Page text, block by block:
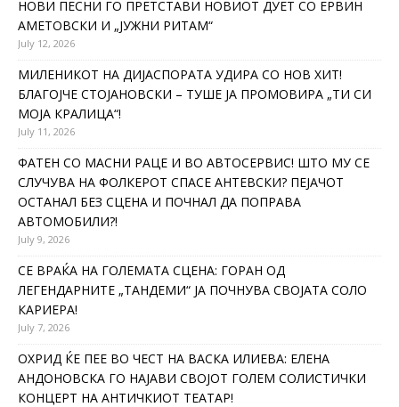
НОВИ ПЕСНИ ГО ПРЕТСТАВИ НОВИОТ ДУЕТ СО ЕРВИН
АМЕТОВСКИ И „ЈУЖНИ РИТАМ“
July 12, 2026
МИЛЕНИКОТ НА ДИЈАСПОРАТА УДИРА СО НОВ ХИТ!
БЛАГОЈЧЕ СТОЈАНОВСКИ – ТУШЕ ЈА ПРОМОВИРА „ТИ СИ
МОЈА КРАЛИЦА“!
July 11, 2026
ФАТЕН СО МАСНИ РАЦЕ И ВО АВТОСЕРВИС! ШТО МУ СЕ
СЛУЧУВА НА ФОЛКЕРОТ СПАСЕ АНТЕВСКИ? ПЕЈАЧОТ
ОСТАНАЛ БЕЗ СЦЕНА И ПОЧНАЛ ДА ПОПРАВА
АВТОМОБИЛИ?!
July 9, 2026
СЕ ВРАЌА НА ГОЛЕМАТА СЦЕНА: ГОРАН ОД
ЛЕГЕНДАРНИТЕ „ТАНДЕМИ“ ЈА ПОЧНУВА СВОЈАТА СОЛО
КАРИЕРА!
July 7, 2026
ОХРИД ЌЕ ПЕЕ ВО ЧЕСТ НА ВАСКА ИЛИЕВА: ЕЛЕНА
АНДОНОВСКА ГО НАЈАВИ СВОЈОТ ГОЛЕМ СОЛИСТИЧКИ
КОНЦЕРТ НА АНТИЧКИОТ ТЕАТАР!